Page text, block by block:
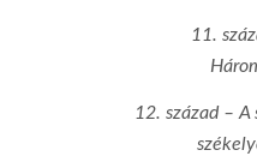
11.
12. század –